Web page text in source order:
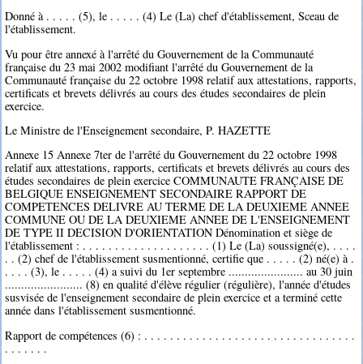
Donné à . . . . . (5), le . . . . . (4) Le (La) chef d'établissement, Sceau de
l'établissement.
Vu pour être annexé à l'arrêté du Gouvernement de la Communauté
française du 23 mai 2002 modifiant l'arrêté du Gouvernement de la
Communauté française du 22 octobre 1998 relatif aux attestations, rapports,
certificats et brevets délivrés au cours des études secondaires de plein
exercice.
Le Ministre de l'Enseignement secondaire, P. HAZETTE
Annexe 15 Annexe 7ter de l'arrêté du Gouvernement du 22 octobre 1998
relatif aux attestations, rapports, certificats et brevets délivrés au cours des
études secondaires de plein exercice COMMUNAUTE FRANÇAISE DE
BELGIQUE ENSEIGNEMENT SECONDAIRE RAPPORT DE
COMPETENCES DELIVRE AU TERME DE LA DEUXIEME ANNEE
COMMUNE OU DE LA DEUXIEME ANNEE DE L'ENSEIGNEMENT
DE TYPE II DECISION D'ORIENTATION Dénomination et siège de
l'établissement : . . . . . . . . . . . . . . . . . . . . (1) Le (La) soussigné(e), . . . .
. . (2) chef de l'établissement susmentionné, certifie que . . . . . (2) né(e) à .
. . . . (3), le . . . . . (4) a suivi du 1er septembre ....................... au 30 juin
........................ (8) en qualité d'élève régulier (régulière), l'année d'études
susvisée de l'enseignement secondaire de plein exercice et a terminé cette
année dans l'établissement susmentionné.
Rapport de compétences (6) : . . . . . . . . . . . . . . . . . . . . . . . . . . . . . . . . .
. . . . . . .